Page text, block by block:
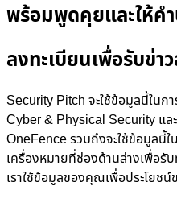
พร้อมพูดคุยและให้ค
ลงทะเบียนเพื่อรับข่าว
Security Pitch จะใช้ข้อมูลนี้ในก
Cyber & Physical Security แล
OneFence รวมถึงจะใช้ข้อมูลนี้
เครื่องหมายที่ช่องด้านล่างเพื่อรั
เราใช้ข้อมูลของคุณเพื่อประโยช